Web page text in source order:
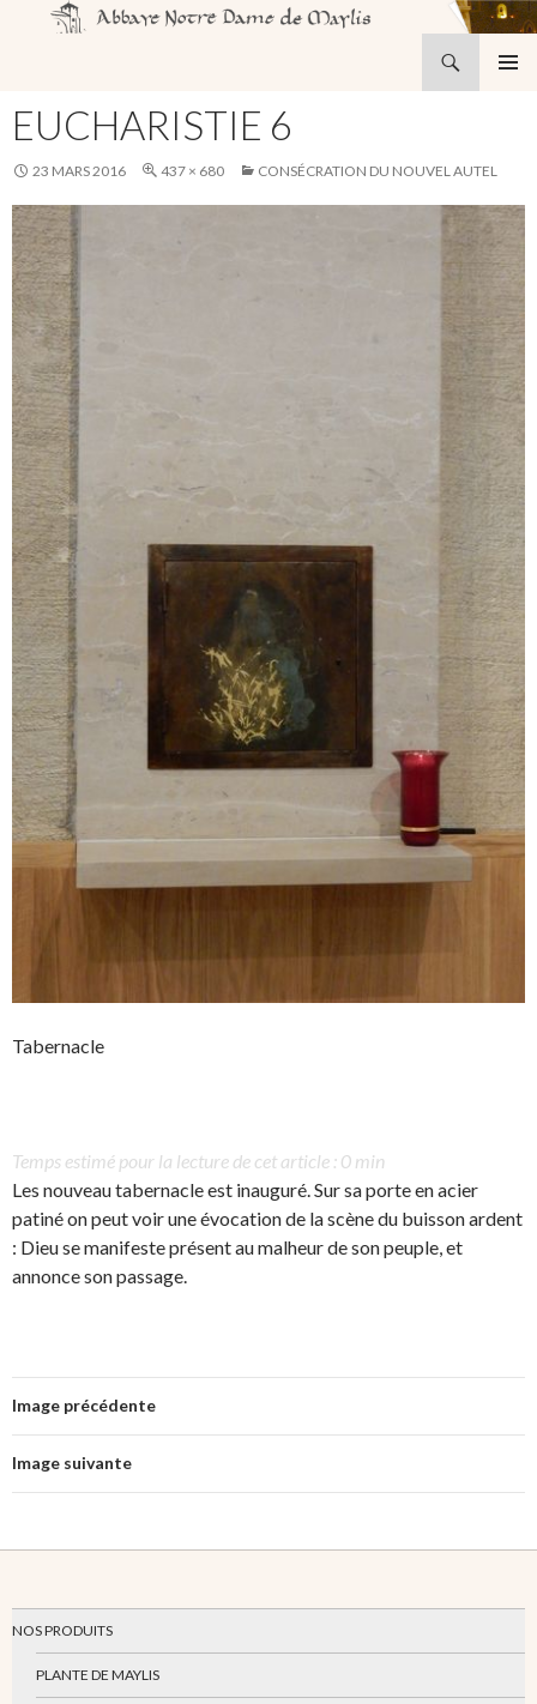
AU
CONTENU
EUCHARISTIE 6
23 MARS 2016 437 × 680 CONSÉCRATION DU NOUVEL AUTEL
Tabernacle
Temps estimé pour la lecture de cet article : 0 min
Les nouveau tabernacle est inauguré. Sur sa porte en acier
patiné on peut voir une évocation de la scène du buisson ardent
: Dieu se manifeste présent au malheur de son peuple, et
annonce son passage.
Image précédente
Image suivante
NOS PRODUITS
PLANTE DE MAYLIS